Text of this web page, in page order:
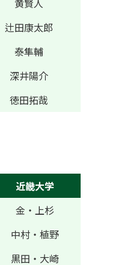
黄賢人
辻田康太郎
泰隼輔
深井陽介
徳田拓哉
近畿大学
金・上杉
中村・植野
黒田・大崎